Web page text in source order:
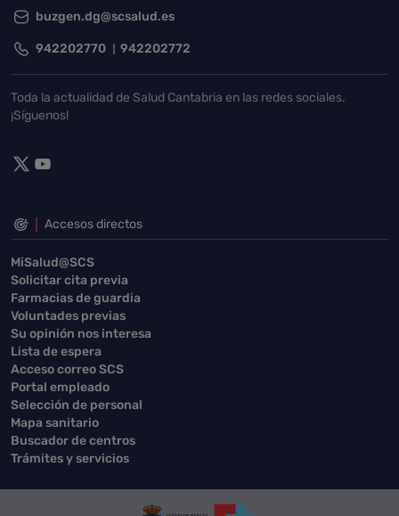
buzgen.dg@scsalud.es
942202770 942202772
Toda la actualidad de Salud Cantabria en las redes sociales.
¡Síguenos!
Accesos directos
MiSalud@SCS
Solicitar cita previa
Farmacias de guardia
Voluntades previas
Su opinión nos interesa
Lista de espera
Acceso correo SCS
Portal empleado
Selección de personal
Mapa sanitario
Buscador de centros
Trámites y servicios